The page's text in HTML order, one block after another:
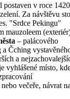
postaven v roce
Za návštěvu
"Srdce Pekingu"
mauzoleem
– palácového
Čching
a
vyhlášené místo,
večeře, návrat